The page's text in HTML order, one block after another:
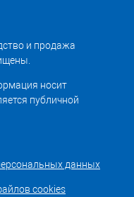
и продажа
носит
публичной
данных
cookies